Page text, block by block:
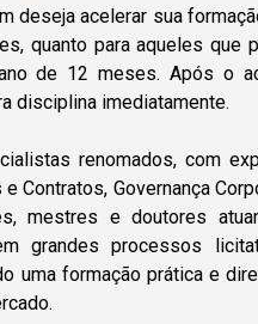
deseja acelerar sua
quanto para aqueles que
de 12 meses. Após o
disciplina imediatamente.
renomados, com
Contratos, Governança
mestres e doutores
grandes processos
uma formação prática e